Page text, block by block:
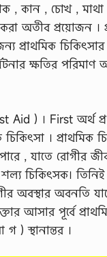
, কান , চোখ , মাথা ,
করা অতীব
প্রাথমিক
ক্ষতির পরিমাণ
Aid ) । First
। প্রাথমিক
, যাতে রােগীর
চিকিৎসক।
অবস্থার অবনতি
আসার পূর্বে
) স্থানান্তর ।